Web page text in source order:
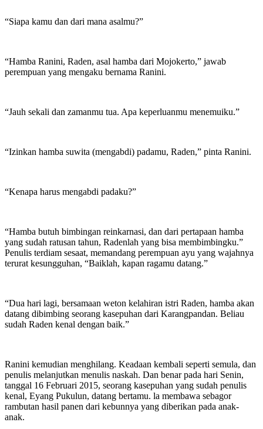
“Siapa kamu dan dari mana asalmu?”
“Hamba Ranini, Raden, asal hamba dari Mojokerto,” jawab
perempuan yang mengaku bernama Ranini.
“Jauh sekali dan zamanmu tua. Apa keperluanmu menemuiku.”
“Izinkan hamba suwita (mengabdi) padamu, Raden,” pinta Ranini.
“Kenapa harus mengabdi padaku?”
“Hamba butuh bimbingan reinkarnasi, dan dari pertapaan hamba
yang sudah ratusan tahun, Radenlah yang bisa membimbingku.”
Penulis terdiam sesaat, memandang perempuan ayu yang wajahnya
terurat kesungguhan, “Baiklah, kapan ragamu datang.”
“Dua hari lagi, bersamaan weton kelahiran istri Raden, hamba akan
datang dibimbing seorang kasepuhan dari Karangpandan. Beliau
sudah Raden kenal dengan baik.”
Ranini kemudian menghilang. Keadaan kembali seperti semula, dan
penulis melanjutkan menulis naskah. Dan benar pada hari Senin,
tanggal 16 Februari 2015, seorang kasepuhan yang sudah penulis
kenal, Eyang Pukulun, datang bertamu. la membawa sebagor
rambutan hasil panen dari kebunnya yang diberikan pada anak-
anak.